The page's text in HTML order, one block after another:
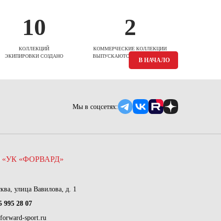
10
КОЛЛЕКЦИЙ
ЭКИПИРОВКИ СОЗДАНО
2
КОММЕРЧЕСКИЕ КОЛЛЕКЦИИ
ВЫПУСКАЮТСЯ ЕЖЕСЕЗОННО
В НАЧАЛО
Мы в соцсетях:
«ФОРВАРД»
улица Вавилова, д. 1
995 28 07
sport.ru